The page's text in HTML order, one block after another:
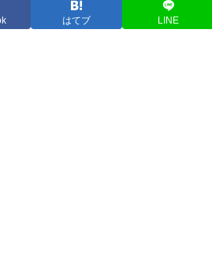
【速報】長瀬智也、ようや
ｗｗｗｗ
【朗報】檜山沙耶(おさや)
はてブ LINE